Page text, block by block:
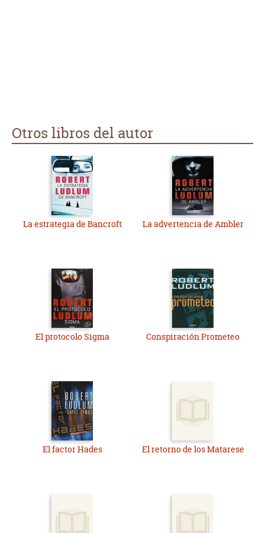
Otros libros del autor
La estrategia de Bancroft La advertencia de Ambler
El protocolo Sigma Conspiración Prometeo
El factor Hades El retorno de los Matarese